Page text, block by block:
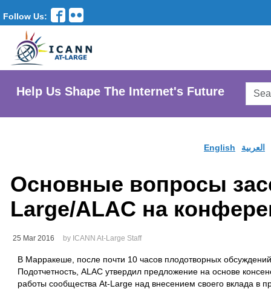
Follow Us:
Help Us Shape The Internet's Future
English العربية
Основные вопросы
Large/ALAC на
25 Mar 2016 by ICANN At-Large Staff
В Марракеше, после почти 10 часов плодотворных
Подотчетность, ALAC утвердил предложение на основе
работы сообщества At-Large над внесением своего вклада в